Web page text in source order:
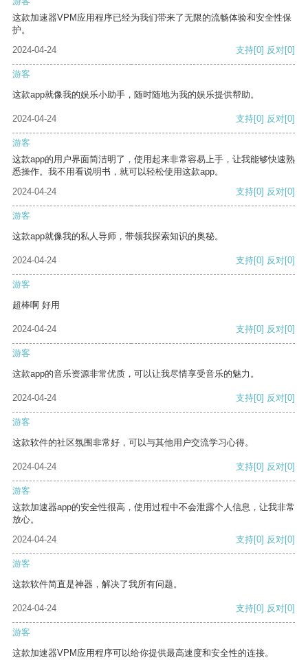
这款加速器VPM应用程序已经为我们带来了无限的流畅体验和安全性保
护。
2024-04-24
支持[0] 反对[0]
游客
这款app就像我的娱乐小助手，随时随地为我的娱乐提供帮助。
2024-04-24 支持[0] 反对[0]
游客
这款app的用户界面简洁明了，使用起来非常容易上手，让我能够快速熟
悉操作。我不用看说明书，就可以轻松使用这款app。
2024-04-24
支持[0] 反对[0]
游客
这款app就像我的私人导师，带领我探索知识的奥秘。
2024-04-24 支持[0] 反对[0]
游客
超棒啊 好用
2024-04-24 支持[0] 反对[0]
游客
这款app的音乐资源非常优质，可以让我尽情享受音乐的魅力。
2024-04-24 支持[0] 反对[0]
游客
这款软件的社区氛围非常好，可以与其他用户交流学习心得。
2024-04-24 支持[0] 反对[0]
游客
这款加速器app的安全性很高，使用过程中不会泄露个人信息，让我非常
放心。
2024-04-24
支持[0] 反对[0]
游客
这款软件简直是神器，解决了我所有问题。
2024-04-24 支持[0] 反对[0]
游客
这款加速器VPM应用程序可以给你提供最高速度和安全性的连接。